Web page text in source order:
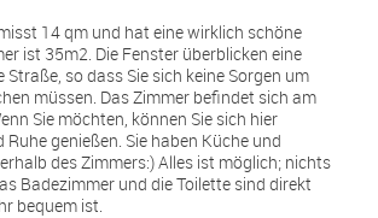
14 qm und hat eine wirklich schöne
ist 35m2. Die Fenster überblicken eine
so dass Sie sich keine Sorgen um
müssen. Das Zimmer befindet sich am
Sie möchten, können Sie sich hier
genießen. Sie haben Küche und
des Zimmers:) Alles ist möglich; nichts
Badezimmer und die Toilette sind direkt
bequem ist.